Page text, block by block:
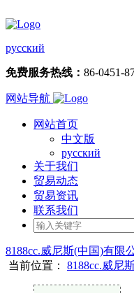
русский
免费服务热线： 86-0451-
网站导航
网站首页
中文版
русский
关于我们
贸易动态
贸易资讯
联系我们
8188cc.威尼斯(中国)有限
当前位置： 8188cc.威尼